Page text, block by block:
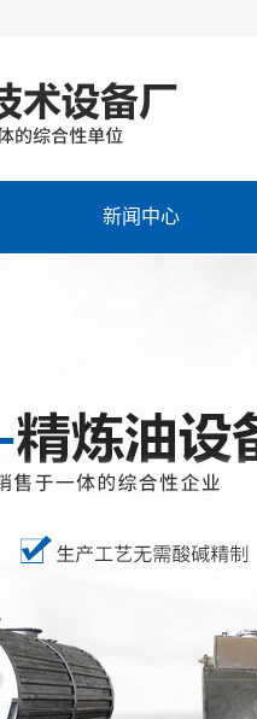
新闻中心